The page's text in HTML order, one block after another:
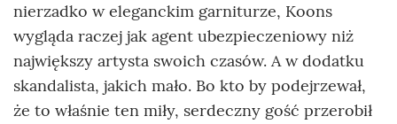
nierzadko w eleganckim garniturze, Koons
wygląda raczej jak agent ubezpieczeniowy niż
największy artysta swoich czasów. A w dodatku
skandalista, jakich mało. Bo kto by podejrzewał,
że to właśnie ten miły, serdeczny gość przerobił